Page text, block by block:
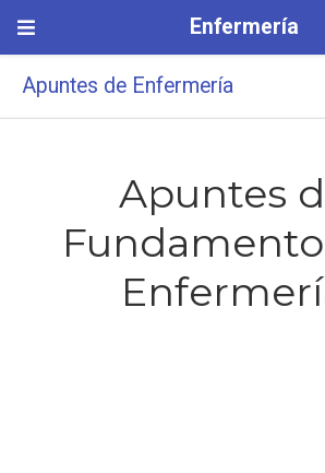
Enfermería
Apuntes de Enfermería
Apuntes